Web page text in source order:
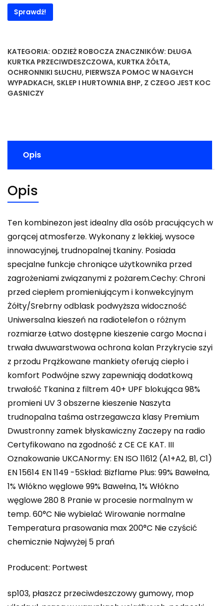
Sprawdź!
KATEGORIA: ODZIEŻ ROBOCZA ZNACZNIKÓW: DŁUGA
KURTKA PRZECIWDESZCZOWA, KURTKA ŻÓŁTA,
OCHRONNIKI SŁUCHU, PIERWSZA POMOC W NAGŁYCH
WYPADKACH, SKLEP I HURTOWNIA BHP, Z CZEGO JEST KOC
GASNICZY
Opis
Opis
Ten kombinezon jest idealny dla osób pracujących w
gorącej atmosferze. Wykonany z lekkiej, wysoce
innowacyjnej, trudnopalnej tkaniny. Posiada
specjalne funkcje chroniące użytkownika przed
zagrożeniami związanymi z pożarem.Cechy: Chroni
przed ciepłem promieniującym i konwekcyjnym
Żółty/Srebrny odblask podwyższa widoczność
Uniwersalna kieszeń na radiotelefon o różnym
rozmiarze Łatwo dostępne kieszenie cargo Mocna i
trwała dwuwarstwowa ochrona kolan Przykrycie szyi
z przodu Prążkowane mankiety oferują ciepło i
komfort Podwójne szwy zapewniają dodatkową
trwałość Tkanina z filtrem 40+ UPF blokująca 98%
promieni UV 3 obszerne kieszenie Naszyta
trudnopalna taśma ostrzegawcza klasy Premium
Dwustronny zamek błyskawiczny Zaczepy na radio
Certyfikowano na zgodność z CE CE KAT. III
Oznakowanie UKCANormy: EN ISO 11612 (A1+A2, B1, C1)
EN 15614 EN 1149 -5Skład: Bizflame Plus: 99% Bawełna,
1% Włókno węglowe 99% Bawełna, 1% Włókno
węglowe 280 8 Pranie w procesie normalnym w
temp. 60°C Nie wybielać Wirowanie normalne
Temperatura prasowania max 200°C Nie czyścić
chemicznie Najwyżej 5 prań
Producent: Portwest
sp103, płaszcz przeciwdeszczowy gumowy, mop